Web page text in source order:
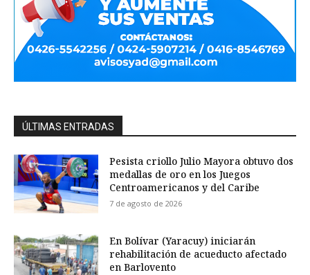
ÚLTIMAS ENTRADAS
Pesista criollo Julio Mayora obtuvo dos
medallas de oro en los Juegos
Centroamericanos y del Caribe
7 de agosto de 2026
En Bolívar (Yaracuy) iniciarán
rehabilitación de acueducto afectado
en Barlovento